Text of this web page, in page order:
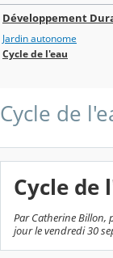
Développement
Jardin autonome
Cycle de l'eau
Cycle de
Cycle de
Par Catherine Billon,
jour le vendredi 30